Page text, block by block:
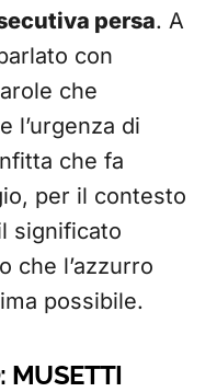
persa. A
con
che
l’urgenza di
che fa
per il contesto
significato
che l’azzurro
possibile.
MUSETTI